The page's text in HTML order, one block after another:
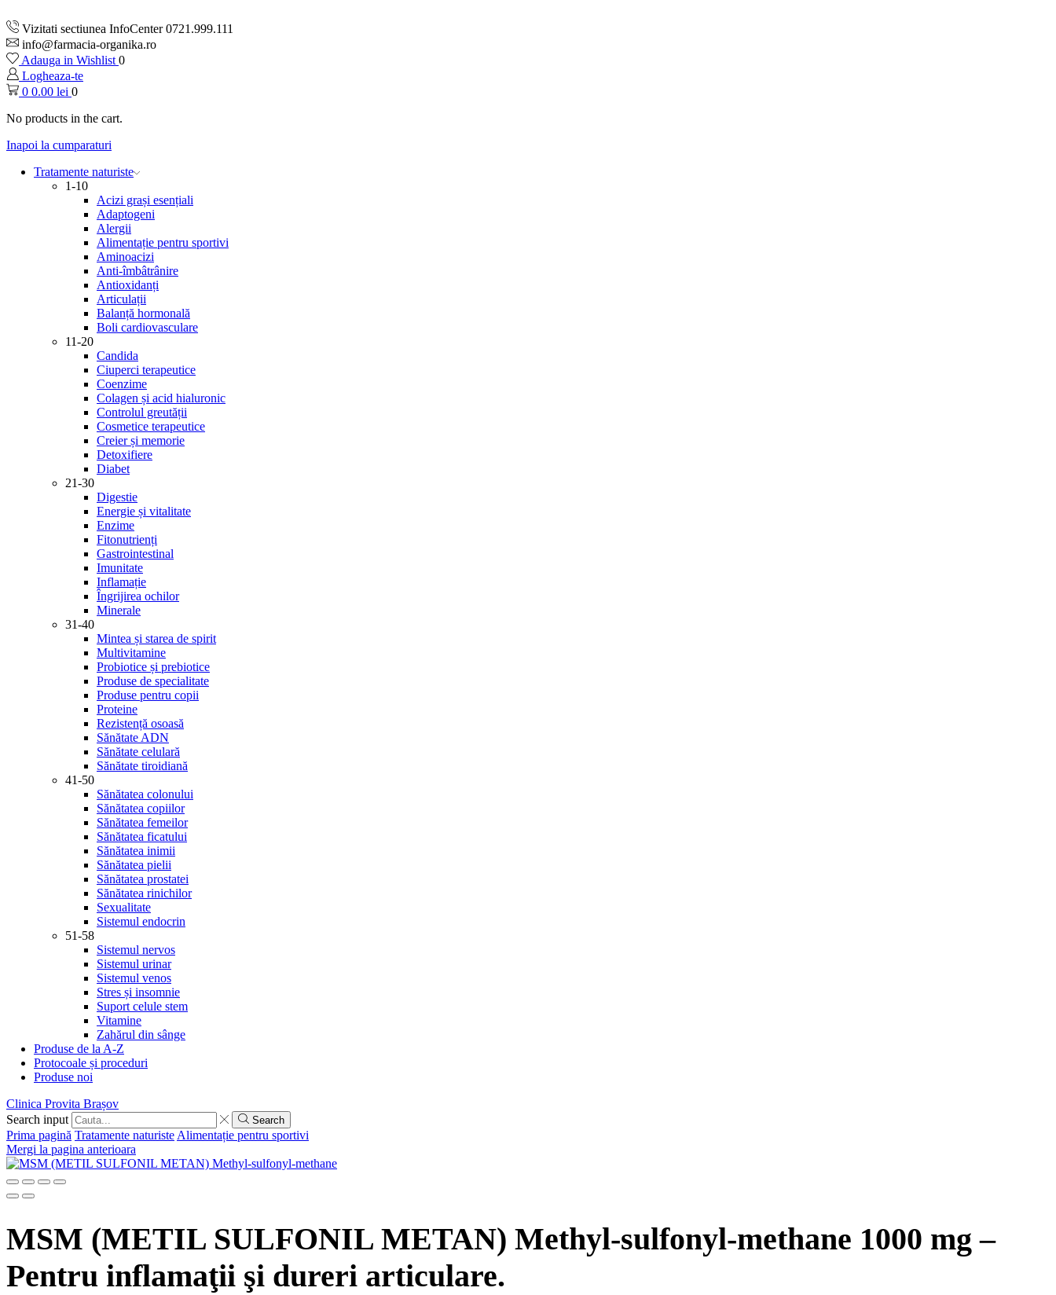
Vizitati sectiunea InfoCenter 0721.999.111
info@farmacia-organika.ro
Adauga in Wishlist 0
Logheaza-te
0 0.00 lei 0
No products in the cart.
Inapoi la cumparaturi
Tratamente naturiste
1-10
Acizi grași esențiali
Adaptogeni
Alergii
Alimentație pentru sportivi
Aminoacizi
Anti-îmbâtrânire
Antioxidanți
Articulații
Balanță hormonală
Boli cardiovasculare
11-20
Candida
Ciuperci terapeutice
Coenzime
Colagen și acid hialuronic
Controlul greutății
Cosmetice terapeutice
Creier și memorie
Detoxifiere
Diabet
21-30
Digestie
Energie și vitalitate
Enzime
Fitonutrienți
Gastrointestinal
Imunitate
Inflamație
Îngrijirea ochilor
Minerale
31-40
Mintea și starea de spirit
Multivitamine
Probiotice și prebiotice
Produse de specialitate
Produse pentru copii
Proteine
Rezistență osoasă
Sănătate ADN
Sănătate celulară
Sănătate tiroidiană
41-50
Sănătatea colonului
Sănătatea copiilor
Sănătatea femeilor
Sănătatea ficatului
Sănătatea inimii
Sănătatea pielii
Sănătatea prostatei
Sănătatea rinichilor
Sexualitate
Sistemul endocrin
51-58
Sistemul nervos
Sistemul urinar
Sistemul venos
Stres și insomnie
Suport celule stem
Vitamine
Zahărul din sânge
Produse de la A-Z
Protocoale și proceduri
Produse noi
Clinica Provita Brașov
Search input
Search
Prima pagină Tratamente naturiste Alimentație pentru sportivi
Mergi la pagina anterioara
MSM (METIL SULFONIL METAN) Methyl-sulfonyl-methane 1000 mg –
Pentru inflamaţii şi dureri articulare.